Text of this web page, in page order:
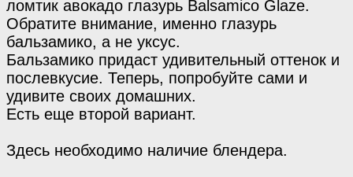
ломтик авокадо глазурь Balsamico Glaze.
Обратите внимание, именно глазурь
бальзамико, а не уксус.
Бальзамико придаст удивительный оттенок и
послевкусие. Теперь, попробуйте сами и
удивите своих домашних.
Есть еще второй вариант.
Здесь необходимо наличие блендера.